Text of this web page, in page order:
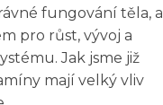
fungování těla, a
pro růst, vývoj a
Jak jsme již
mají velký vliv